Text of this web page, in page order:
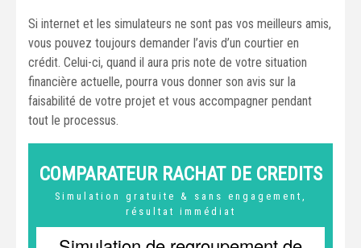
Si internet et les simulateurs ne sont pas vos meilleurs amis,
vous pouvez toujours demander l’avis d’un courtier en
crédit. Celui-ci, quand il aura pris note de votre situation
financière actuelle, pourra vous donner son avis sur la
faisabilité de votre projet et vous accompagner pendant
tout le processus.
COMPARATEUR RACHAT DE CREDITS
Simulation gratuite & sans engagement,
résultat immédiat